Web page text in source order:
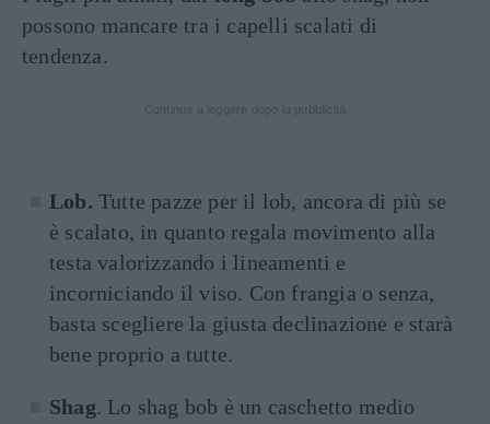
possono mancare tra i capelli scalati di
tendenza.
Lob. Tutte pazze per il lob, ancora di più se
è scalato, in quanto regala movimento alla
testa valorizzando i lineamenti e
incorniciando il viso. Con frangia o senza,
basta scegliere la giusta declinazione e starà
bene proprio a tutte.
Shag. Lo shag bob è un caschetto medio